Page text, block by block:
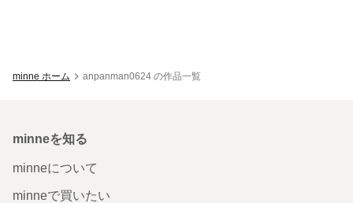
minne ホーム anpanman0624 の作品一覧
minneを知る
minneについて
minneで買いたい